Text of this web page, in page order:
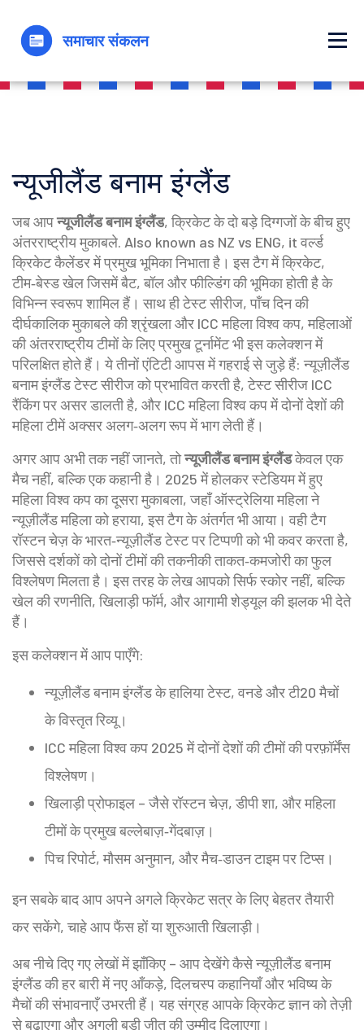
न्यूजीलैंड बनाम इंग्लैंड
जब आपन्यूजीलैंड बनाम इंग्लैंड,क्रिकेट के दो बड़े दिग्गजों के बीच हुए
अंतरराष्ट्रीय मुकाबले. Also known as NZ vs ENG, itवर्ल्ड
क्रिकेट कैलेंडर में प्रमुख भूमिका निभाता है । इस टैग मेंक्रिकेट,
टीम‑बेस्ड खेल जिसमें बैट, बॉल और फील्डिंग की भूमिका होती हैके
विभिन्न स्वरूप शामिल हैं। साथ हीटेस्ट सीरीज,पाँच दिन की
दीर्घकालिक मुकाबले की श्रृंखलाऔर ICC महिला विश्व कप,महिलाओं
की अंतरराष्ट्रीय टीमों के लिए प्रमुख टूर्नामेंटभी इस कलेक्शन में
परिलक्षित होते हैं। ये तीनों एंटिटी आपस में गहराई से जुड़े हैं: न्यूज़ीलैंड
बनाम इंग्लैंड टेस्ट सीरीज को प्रभावित करती है, टेस्ट सीरीज ICC
रैंकिंग पर असर डालती है, और ICC महिला विश्व कप में दोनों देशों की
महिला टीमें अक्सर अलग‑अलग रूप में भाग लेती हैं।
अगर आप अभी तक नहीं जानते, तोन्यूजीलैंड बनाम इंग्लैंडकेवल एक
मैच नहीं, बल्कि एक कहानी है। 2025 में होलकर स्टेडियम में हुए
महिला विश्व कप का दूसरा मुकाबला, जहाँ ऑस्ट्रेलिया महिला ने
न्यूज़ीलैंड महिला को हराया, इस टैग के अंतर्गत भी आया। वही टैग
रॉस्टन चेज़ के भारत‑न्यूज़ीलैंड टेस्ट पर टिप्पणी को भी कवर करता है,
जिससे दर्शकों को दोनों टीमों की तकनीकी ताकत‑कमजोरी का फुल
विश्लेषण मिलता है। इस तरह के लेख आपको सिर्फ स्कोर नहीं, बल्कि
खेल की रणनीति, खिलाड़ी फॉर्म, और आगामी शेड्यूल की झलक भी देते
हैं।
इस कलेक्शन में आप पाएँगे:
न्यूज़ीलैंड बनाम इंग्लैंड के हालिया टेस्ट, वनडे और टी20 मैचों
के विस्तृत रिव्यू।
ICC महिला विश्व कप 2025 में दोनों देशों की टीमों की परफ़ॉर्मेंस
विश्लेषण।
खिलाड़ी प्रोफाइल – जैसे रॉस्टन चेज़, डीपी शा, और महिला
टीमों के प्रमुख बल्लेबाज़‑गेंदबाज़।
पिच रिपोर्ट, मौसम अनुमान, और मैच‑डाउन टाइम पर टिप्स।
इन सबके बाद आप अपने अगले क्रिकेट सत्र के लिए बेहतर तैयारी
कर सकेंगे, चाहे आप फैंस हों या शुरुआती खिलाड़ी।
अब नीचे दिए गए लेखों में झाँकिए – आप देखेंगे कैसे न्यूज़ीलैंड बनाम
इंग्लैंड की हर बारी में नए आँकड़े, दिलचस्प कहानियाँ और भविष्य के
मैचों की संभावनाएँ उभरती हैं। यह संग्रह आपके क्रिकेट ज्ञान को तेज़ी
से बढ़ाएगा और अगली बड़ी जीत की उम्मीद दिलाएगा।